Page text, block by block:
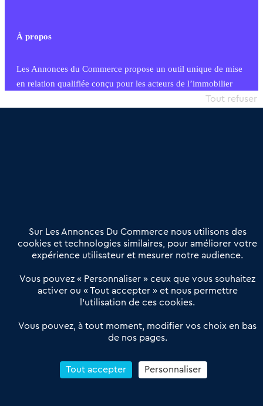
À propos
Les Annonces du Commerce propose un outil unique de mise
en relation qualifiée conçu pour les acteurs de l’immobilier
commercial et les collectivités territoriales, simple et intégrant
Offres Pro
Actualités
Qui sommes nous ?
Derniers articles
Réseau 3C : un partenaire national dédié aux transactions
Petitscommerces : Un partenariat au service du commerce de
proximité et des territoires
Reprendre un Restaurant Rapide
Sur Les Annonces Du Commerce nous utilisons des
cookies et technologies similaires, pour améliorer votre
expérience utilisateur et mesurer notre audience.
Vous pouvez « Personnaliser » ceux que vous souhaitez
activer ou « Tout accepter » et nous permettre
l’utilisation de ces cookies.
Vous pouvez, à tout moment, modifier vos choix en bas
de nos pages.
Tout accepter
Tout refuser
Personnaliser